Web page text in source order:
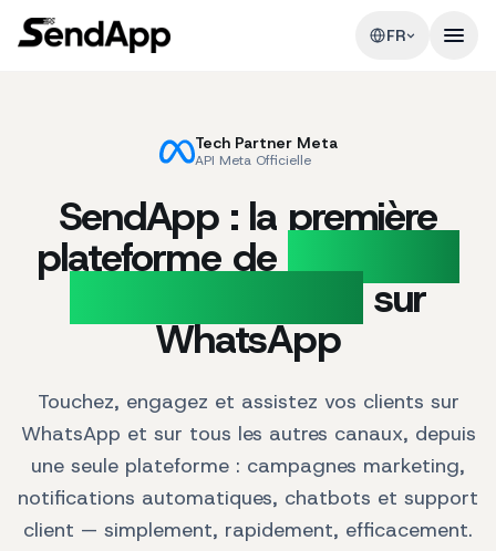
FR
Tech Partner Meta
API Meta Officielle
SendApp : la première
plateforme de Marketing
sur
WhatsApp
Touchez, engagez et assistez vos clients sur
WhatsApp et sur tous les autres canaux, depuis
une seule plateforme : campagnes marketing,
notifications automatiques, chatbots et support
client — simplement, rapidement, efficacement.